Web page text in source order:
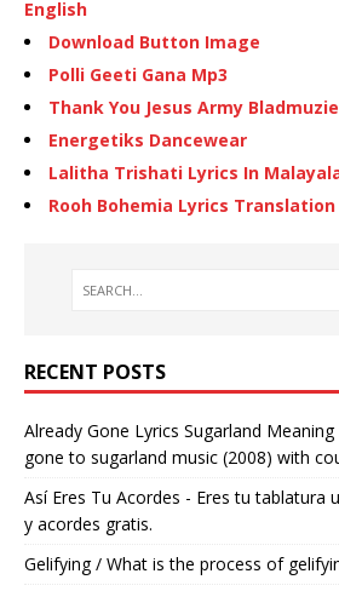
English
Download Button Image
Polli Geeti Gana Mp3
Thank You Jesus Army
Energetiks Dancewear
Lalitha Trishati Lyrics In
Rooh Bohemia Lyrics Translation
RECENT POSTS
Already Gone Lyrics Sugarland
gone to sugarland music (2008) with
Así Eres Tu Acordes - Eres tu tablatura
y acordes gratis.
Gelifying / What is the process of